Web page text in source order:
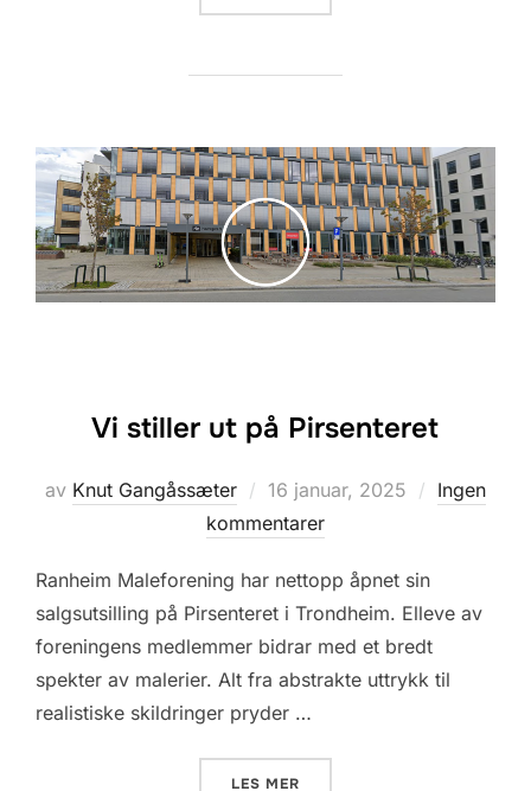
Vi stiller ut på Pirsenteret
av Knut Gangåssæter
Posted
on
16 januar, 2025
Ingen
kommentarer
Ranheim Maleforening har nettopp åpnet sin
salgsutsilling på Pirsenteret i Trondheim. Elleve av
foreningens medlemmer bidrar med et bredt
spekter av malerier. Alt fra abstrakte uttrykk til
realistiske skildringer pryder …
LES MER